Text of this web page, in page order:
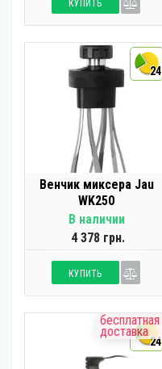
КУПИТЬ
24
Венчик миксера Jau
WK250
В наличии
4 378 грн.
КУПИТЬ
бесплатная
доставка
24